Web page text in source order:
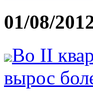
01/08/
Во II
вырос